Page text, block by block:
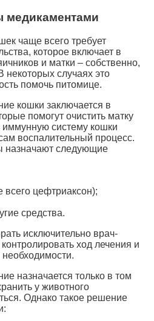
медикаментами
чаще всего требует
которое включает в
и матки – собственно,
некоторых случаях это
помочь питомице.
кошки заключается в
помогут очистить матку
иммунную систему кошки
воспалительный процесс.
назначают следующие
всего цефтриаксон);
средства.
исключительно врач-
ход лечения и
необходимости.
назначается только в том
у животного
Однако такое решение